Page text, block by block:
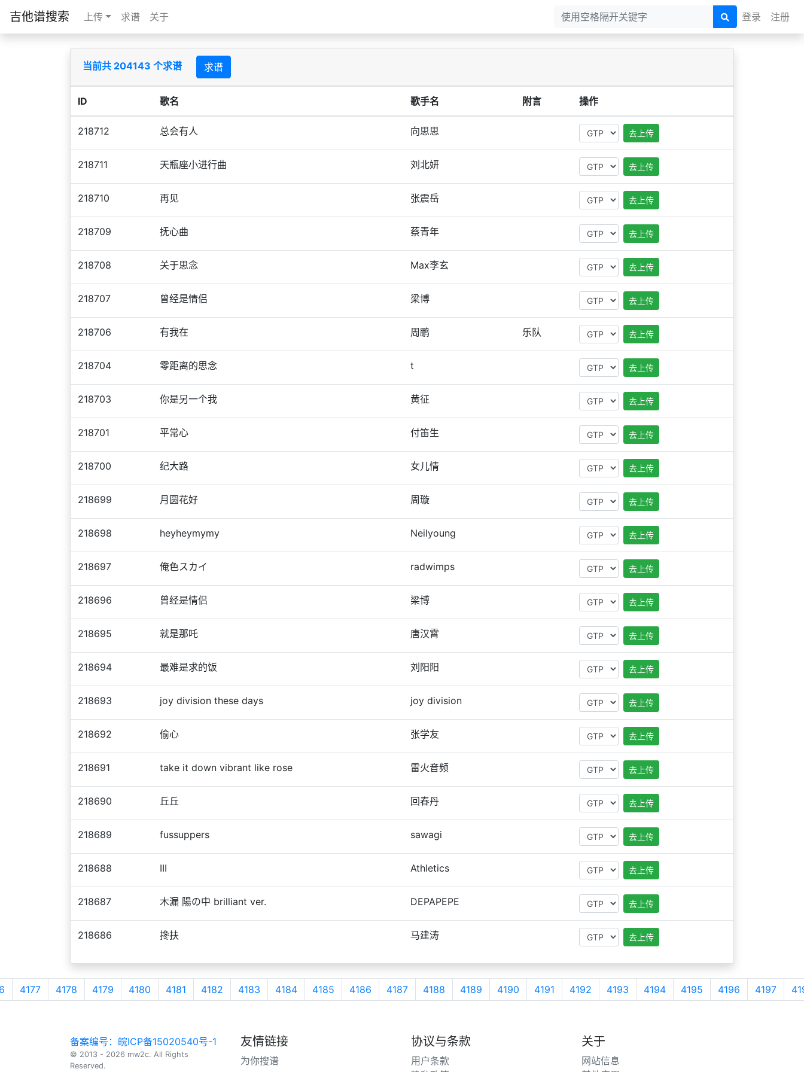
吉他谱搜索 上传 求谱 关于 登录 注册
当前共 204143 个求谱 求谱
ID 歌名 歌手名 附言 操作
218712 总会有人 向思思 去上传
218711 天瓶座小进行曲 刘北妍 去上传
218710 再见 张震岳 去上传
218709 抚心曲 蔡青年 去上传
218708 关于思念 Max李玄 去上传
218707 曾经是情侣 梁博 去上传
218706 有我在 周鹏 乐队 去上传
218704 零距离的思念 t 去上传
218703 你是另一个我 黄征 去上传
218701 平常心 付笛生 去上传
218700 纪大路 女儿情 去上传
218699 月圆花好 周璇 去上传
218698 heyheymymy Neilyoung 去上传
218697 俺色スカイ radwimps 去上传
218696 曾经是情侣 梁博 去上传
218695 就是那吒 唐汉霄 去上传
218694 最难是求的饭 刘阳阳 去上传
218693 joy division these days joy division 去上传
218692 偷心 张学友 去上传
218691 take it down vibrant like rose 雷火音频 去上传
218690 丘丘 回春丹 去上传
218689 fussuppers sawagi 去上传
218688 III Athletics 去上传
218687 木漏 陽の中 brilliant ver. DEPAPEPE 去上传
218686 搀扶 马建涛 去上传
4177 4178 4179 4180 4181 4182 4183 4184 4185 4186 4187 4188 4189 4190 4191 4192 4193 4194 4195 4196 4197
备案编号：皖ICP备15020540号-1
© 2013 - 2026 mw2c. All Rights
Reserved.
友情链接
为你搜谱
协议与条款
用户条款
关于
网站信息